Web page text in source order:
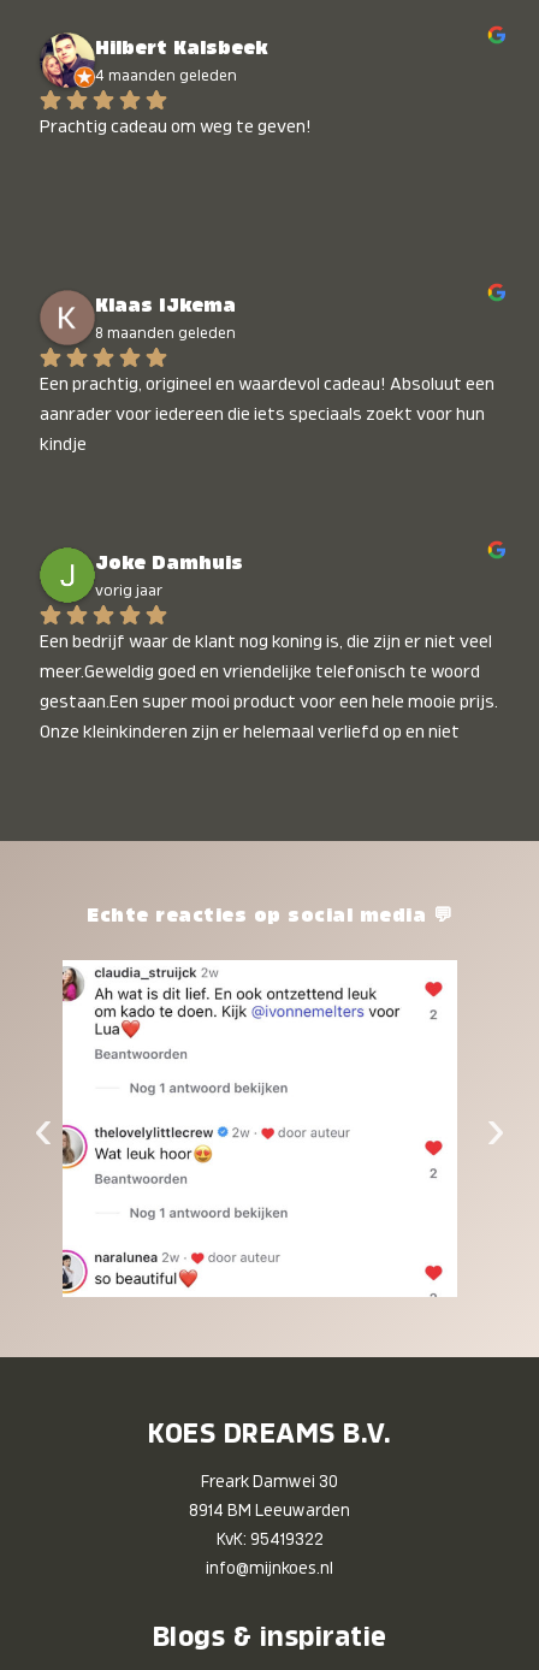
Hilbert Kalsbeek
4 maanden geleden
Prachtig cadeau om weg te geven!
Klaas IJkema
8 maanden geleden
Een prachtig, origineel en waardevol cadeau! Absoluut een
aanrader voor iedereen die iets speciaals zoekt voor hun
kindje
Joke Damhuis
vorig jaar
Een bedrijf waar de klant nog koning is, die zijn er niet veel
meer.Geweldig goed en vriendelijke telefonisch te woord
gestaan.Een super mooi product voor een hele mooie prijs.
Onze kleinkinderen zijn er helemaal verliefd op en niet
het waard.Echte reacties op social media 💬
‹ ›
KOES DREAMS B.V.
Freark Damwei 30
8914 BM Leeuwarden
KvK: 95419322
info@mijnkoes.nl
Blogs & inspiratie